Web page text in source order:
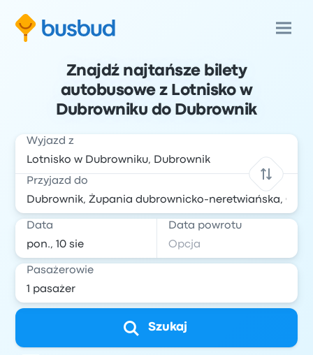
Znajdź najtańsze bilety
autobusowe z Lotnisko w
Dubrowniku do Dubrownik
Wyjazd z
Przyjazd do
Data Data powrotu
Pasażerowie
Szukaj